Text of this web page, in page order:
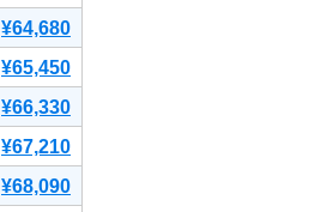
¥64,680
¥65,450
¥66,330
¥67,210
¥68,090